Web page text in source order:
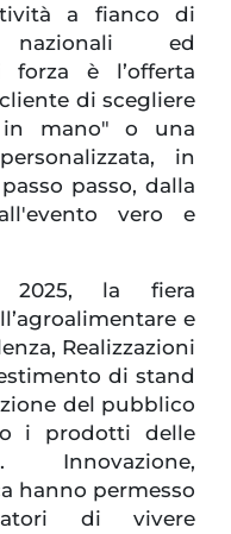
a fianco di
ed
forza è l’offerta
di scegliere
mano" o una
in
passo, dalla
vero e
2025, la fiera
e
Realizzazioni
di stand
del pubblico
i prodotti delle
Innovazione,
hanno permesso
di vivere